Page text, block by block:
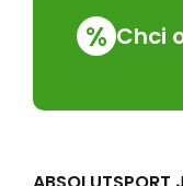
% Chci